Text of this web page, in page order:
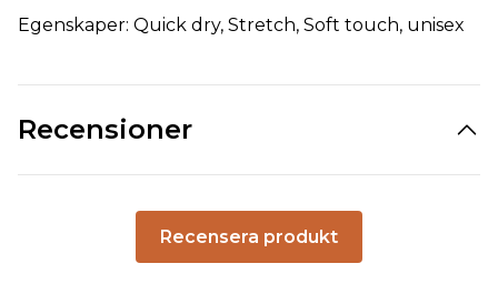
Egenskaper: Quick dry, Stretch, Soft touch, unisex
Recensioner
Recensera produkt